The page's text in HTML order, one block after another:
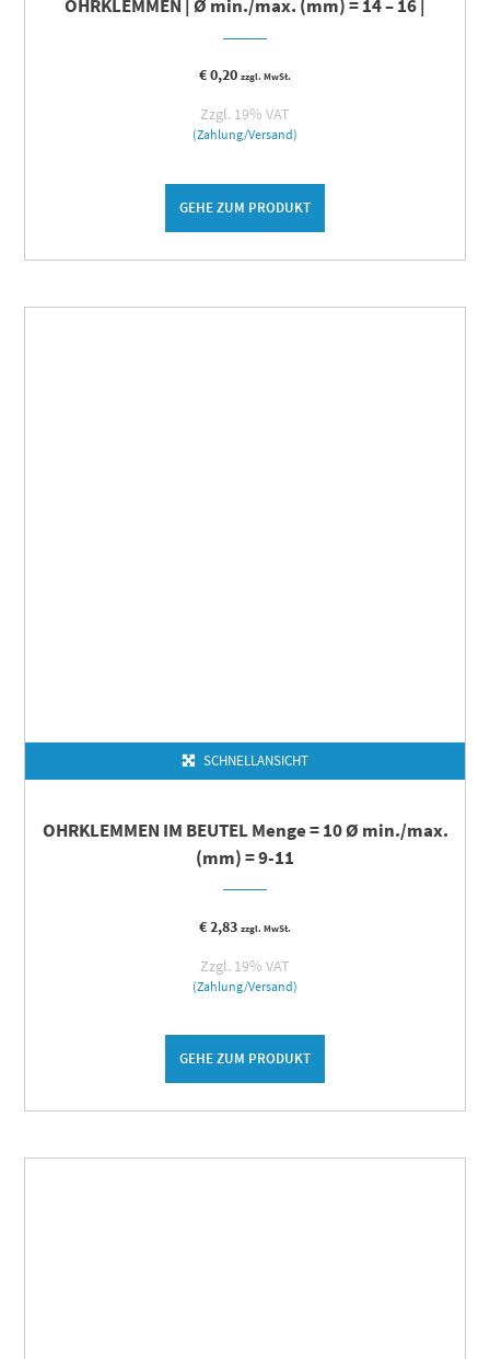
OHRKLEMMEN | Ø min./max. (mm) = 14 – 16 |
€0,20 zzgl. MwSt.
Zzgl. 19% VAT
(Zahlung/Versand)
GEHE ZUM PRODUKT
SCHNELLANSICHT
OHRKLEMMEN IM BEUTEL Menge = 10 Ø min./max.
(mm) = 9-11
€2,83 zzgl. MwSt.
Zzgl. 19% VAT
(Zahlung/Versand)
GEHE ZUM PRODUKT